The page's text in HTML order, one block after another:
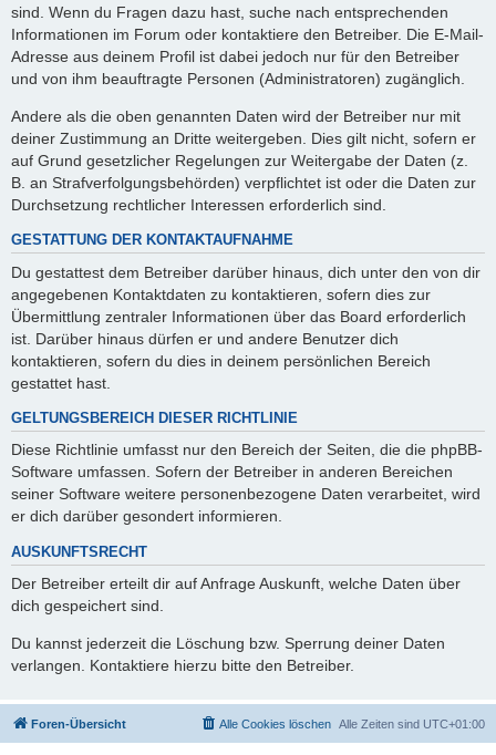
sind. Wenn du Fragen dazu hast, suche nach entsprechenden
Informationen im Forum oder kontaktiere den Betreiber. Die E-Mail-
Adresse aus deinem Profil ist dabei jedoch nur für den Betreiber
und von ihm beauftragte Personen (Administratoren) zugänglich.
Andere als die oben genannten Daten wird der Betreiber nur mit
deiner Zustimmung an Dritte weitergeben. Dies gilt nicht, sofern er
auf Grund gesetzlicher Regelungen zur Weitergabe der Daten (z.
B. an Strafverfolgungsbehörden) verpflichtet ist oder die Daten zur
Durchsetzung rechtlicher Interessen erforderlich sind.
GESTATTUNG DER KONTAKTAUFNAHME
Du gestattest dem Betreiber darüber hinaus, dich unter den von dir
angegebenen Kontaktdaten zu kontaktieren, sofern dies zur
Übermittlung zentraler Informationen über das Board erforderlich
ist. Darüber hinaus dürfen er und andere Benutzer dich
kontaktieren, sofern du dies in deinem persönlichen Bereich
gestattet hast.
GELTUNGSBEREICH DIESER RICHTLINIE
Diese Richtlinie umfasst nur den Bereich der Seiten, die die phpBB-
Software umfassen. Sofern der Betreiber in anderen Bereichen
seiner Software weitere personenbezogene Daten verarbeitet, wird
er dich darüber gesondert informieren.
AUSKUNFTSRECHT
Der Betreiber erteilt dir auf Anfrage Auskunft, welche Daten über
dich gespeichert sind.
Du kannst jederzeit die Löschung bzw. Sperrung deiner Daten
verlangen. Kontaktiere hierzu bitte den Betreiber.
Foren-Übersicht Alle Zeiten sind UTC+01:00
Alle Cookies löschen